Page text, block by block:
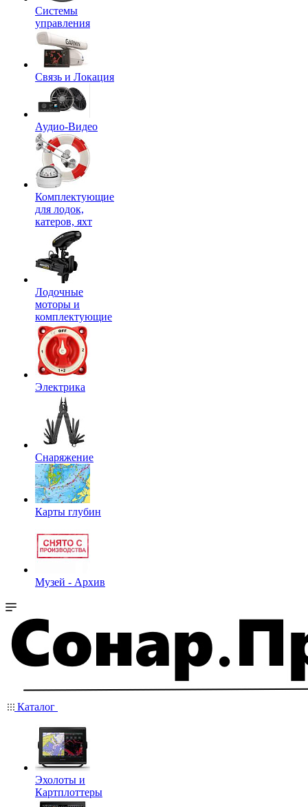
Системы
управления
Связь и Локация
Аудио-Видео
Комплектующие
для лодок,
катеров, яхт
Лодочные
моторы и
комплектующие
Электрика
Снаряжение
Карты глубин
Музей - Архив
Каталог
Эхолоты и
Картплоттеры